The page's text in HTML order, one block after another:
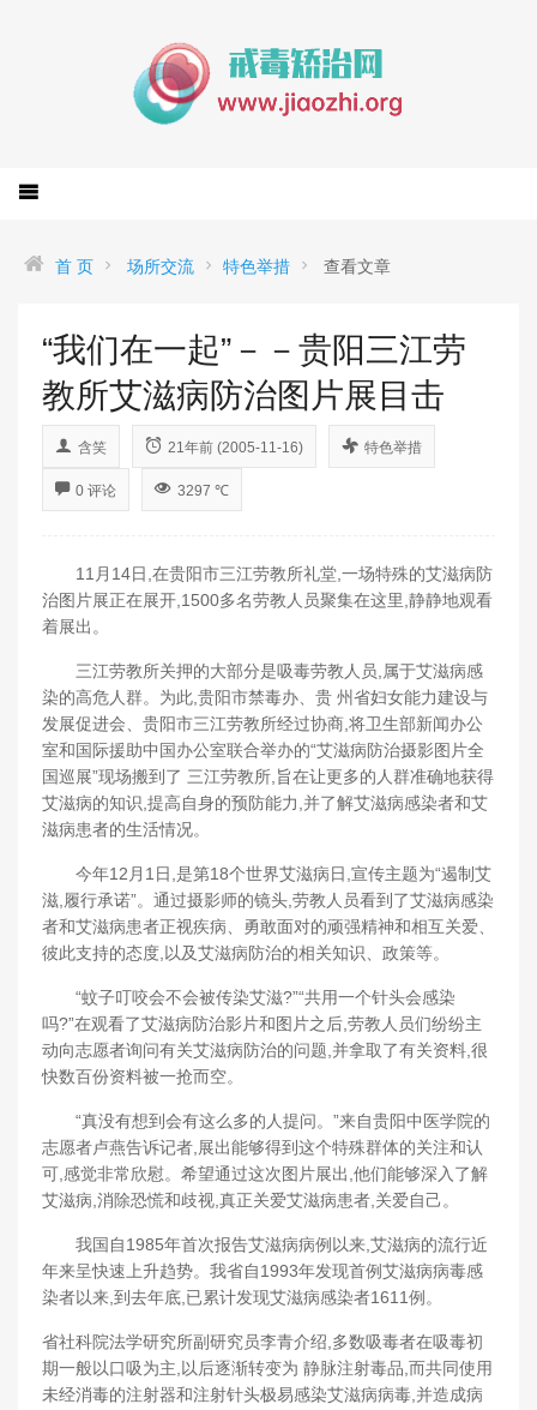
首 页 场所交流 特色举措 查看文章
“我们在一起”－－贵阳三江劳
教所艾滋病防治图片展目击
含笑 21年前 (2005-11-16) 特色举措
0 评论 3297 ℃
11月14日,在贵阳市三江劳教所礼堂,一场特殊的艾滋病防
治图片展正在展开,1500多名劳教人员聚集在这里,静静地观看
着展出。
三江劳教所关押的大部分是吸毒劳教人员,属于艾滋病感
染的高危人群。为此,贵阳市禁毒办、贵 州省妇女能力建设与
发展促进会、贵阳市三江劳教所经过协商,将卫生部新闻办公
室和国际援助中国办公室联合举办的“艾滋病防治摄影图片全
国巡展”现场搬到了 三江劳教所,旨在让更多的人群准确地获得
艾滋病的知识,提高自身的预防能力,并了解艾滋病感染者和艾
滋病患者的生活情况。
今年12月1日,是第18个世界艾滋病日,宣传主题为“遏制艾
滋,履行承诺”。通过摄影师的镜头,劳教人员看到了艾滋病感染
者和艾滋病患者正视疾病、勇敢面对的顽强精神和相互关爱、
彼此支持的态度,以及艾滋病防治的相关知识、政策等。
“蚊子叮咬会不会被传染艾滋?”“共用一个针头会感染
吗?”在观看了艾滋病防治影片和图片之后,劳教人员们纷纷主
动向志愿者询问有关艾滋病防治的问题,并拿取了有关资料,很
快数百份资料被一抢而空。
“真没有想到会有这么多的人提问。”来自贵阳中医学院的
志愿者卢燕告诉记者,展出能够得到这个特殊群体的关注和认
可,感觉非常欣慰。希望通过这次图片展出,他们能够深入了解
艾滋病,消除恐慌和歧视,真正关爱艾滋病患者,关爱自己。
我国自1985年首次报告艾滋病病例以来,艾滋病的流行近
年来呈快速上升趋势。我省自1993年发现首例艾滋病病毒感
染者以来,到去年底,已累计发现艾滋病感染者1611例。
省社科院法学研究所副研究员李青介绍,多数吸毒者在吸毒初
期一般以口吸为主,以后逐渐转变为 静脉注射毒品,而共同使用
未经消毒的注射器和注射针头极易感染艾滋病病毒,并造成病